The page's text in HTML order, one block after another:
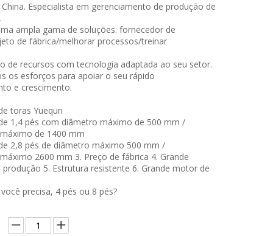
Especialista em gerenciamento de produção de
ampla gama de soluções: fornecedor de
de fábrica/melhorar processos/treinar
de recursos com tecnologia adaptada ao seu setor.
os esforços para apoiar o seu rápido
e crescimento.
toras Yuequn
1,4 pés com diâmetro máximo de 500 mm /
de 1400 mm
2,8 pés de diâmetro máximo 500 mm /
2600 mm 3. Preço de fábrica 4. Grande
produção 5. Estrutura resistente 6. Grande motor de
precisa, 4 pés ou 8 pés?